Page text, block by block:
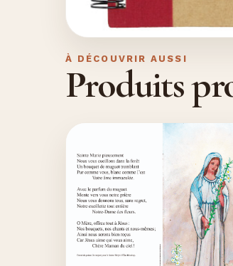
À DÉCOUVRIR AUSSI
Produits